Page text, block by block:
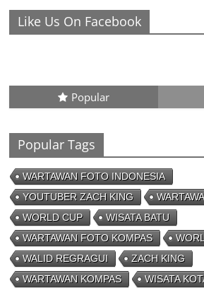
Ronaldo Istiqomah di Al Nassr, Bersiap
Super Arab, Messi Diprediksi Pecahkan
26/01/2023 - 16:28 0 Comments
Dapat Jutaan
Foto Handphone
04/08/2023 - 09:26
Like Us On Facebook
Popular
Popular Tags
WARTAWAN FOTO INDONESIA
YOUTUBER ZACH KING
WORLD CUP
WISATA BATU
WARTAWAN FOTO KOMPAS
WALID REGRAGUI
ZACH KING
WARTAWAN KOMPAS
WISATA